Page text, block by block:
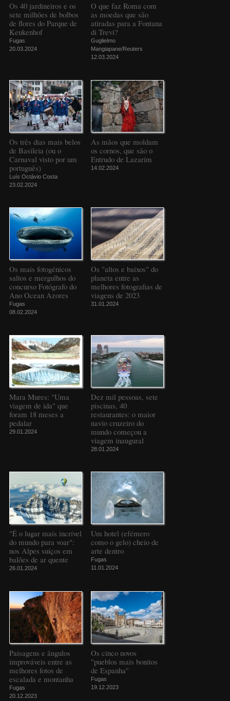
Os 40 jardineiros e os
sete milhões de bolbos
de flores do Parque de
Keukenhof
Fugas
20.03.2024
O que faz Roma com
as moedas que são
atiradas para a Fontana
di Trevi?
Guglielmo
Mangiapane/Reuters
12.03.2024
Os três dias mais belos
de Basileia (ou o
Carnaval visto por um
português)
Luís Octávio Costa
23.02.2024
As mãos que moldam
os cornos, que são o
Entrudo de Lazarim
14.02.2024
Os mais fotogénicos
saltos e mergulhos do
concurso Fotógrafo do
Ano Ocean Azores
Fugas
08.02.2024
Os "altos e baixos" do
planeta entre as
melhores fotografias de
viagens de 2023
31.01.2024
Mara Mures: "Uma
viagem de ida" que
foram 18 meses a
pedalar
29.01.2024
Dez mil pessoas, sete
piscinas, 40
restaurantes: o maior
navio cruzeiro do
mundo começou a
viagem inaugural
28.01.2024
"É o lugar mais incrível
do mundo para voar":
nos Alpes suíços em
balões de ar quente
26.01.2024
Um hotel (efémero
como o gelo) cheio de
arte dentro
Fugas
11.01.2024
Paisagens e ângulos
improváveis entre as
melhores fotos de
escalada e montanha
Fugas
20.12.2023
Os cinco novos
"pueblos mais bonitos
de Espanha"
Fugas
19.12.2023